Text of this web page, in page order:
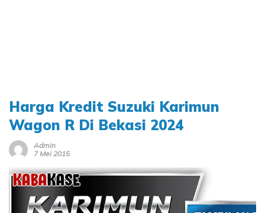
Harga Kredit Suzuki Karimun
Wagon R Di Bekasi 2024
Admin
7 Mei 2015